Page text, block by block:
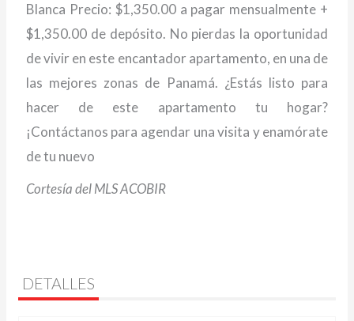
Blanca Precio: $1,350.00 a pagar mensualmente +
$1,350.00 de depósito. No pierdas la oportunidad
de vivir en este encantador apartamento, en una de
las mejores zonas de Panamá. ¿Estás listo para
hacer de este apartamento tu hogar?
¡Contáctanos para agendar una visita y enamórate
de tu nuevo
Cortesía del MLS ACOBIR
DETALLES